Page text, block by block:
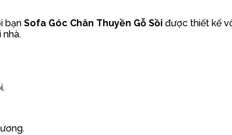
bạn Sofa Góc Chân Thuyền Gỗ Sồi được thiết kế